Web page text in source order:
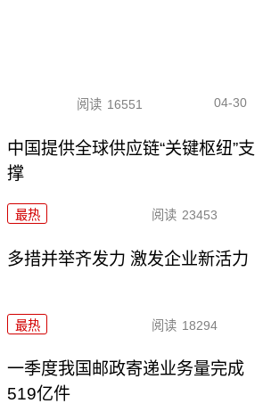
阅读 16551 04-30
中国提供全球供应链“关键枢纽”支
撑
最热 阅读 23453
多措并举齐发力 激发企业新活力
最热 阅读 18294
一季度我国邮政寄递业务量完成
519亿件